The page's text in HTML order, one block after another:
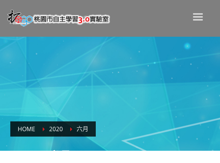
HOME 2020 六月
Month: 六月 2020